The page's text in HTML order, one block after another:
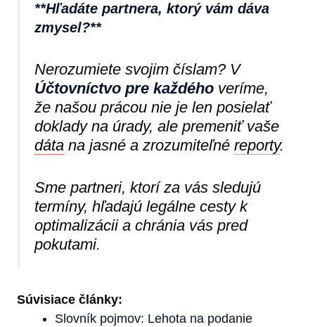
**Hľadáte partnera, ktorý vám dáva
zmysel?**
Nerozumiete svojim číslam? V
Účtovníctvo pre každého veríme,
že našou prácou nie je len posielať
doklady na úrady, ale premeniť vaše
dáta na jasné a zrozumiteľné reporty.
Sme partneri, ktorí za vás sledujú
termíny, hľadajú legálne cesty k
optimalizácii a chránia vás pred
pokutami.
Súvisiace články:
Slovník pojmov: Lehota na podanie